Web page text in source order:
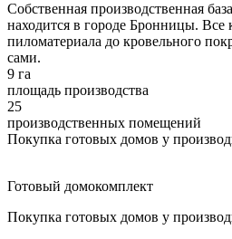
Собственная производственная
находится в городе Бронницы.
пиломатериала до кровельного
сами.
9 га
площадь производства
25
производственных помещений
Покупка готовых домов у
Готовый домокомплект
Покупка готовых домов у